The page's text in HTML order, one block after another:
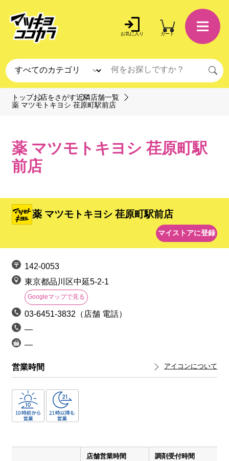
お気に入り カート
トップお店をさがす近隣店舗一覧
薬 マツモトキヨシ 荏原町駅前店
薬 マツモトキヨシ 荏原町駅
前店
薬 マツモトキヨシ 荏原町駅前店
マイストアに登録
142-0053
東京都品川区中延5-2-1
Googleマップで見る
03-6451-3832（店舗 電話）
―
―
営業時間 アイコンについて
店舗営業時間 調剤受付時間